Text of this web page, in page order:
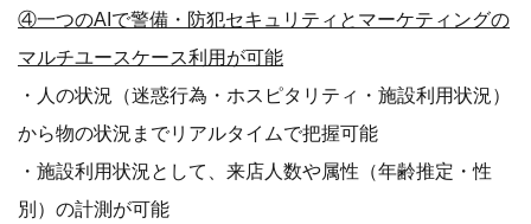
④一つのAIで警備・防犯セキュリティとマーケティングの
マルチユースケース利用が可能
・人の状況（迷惑行為・ホスピタリティ・施設利用状況）
から物の状況までリアルタイムで把握可能
・施設利用状況として、来店人数や属性（年齢推定・性
別）の計測が可能